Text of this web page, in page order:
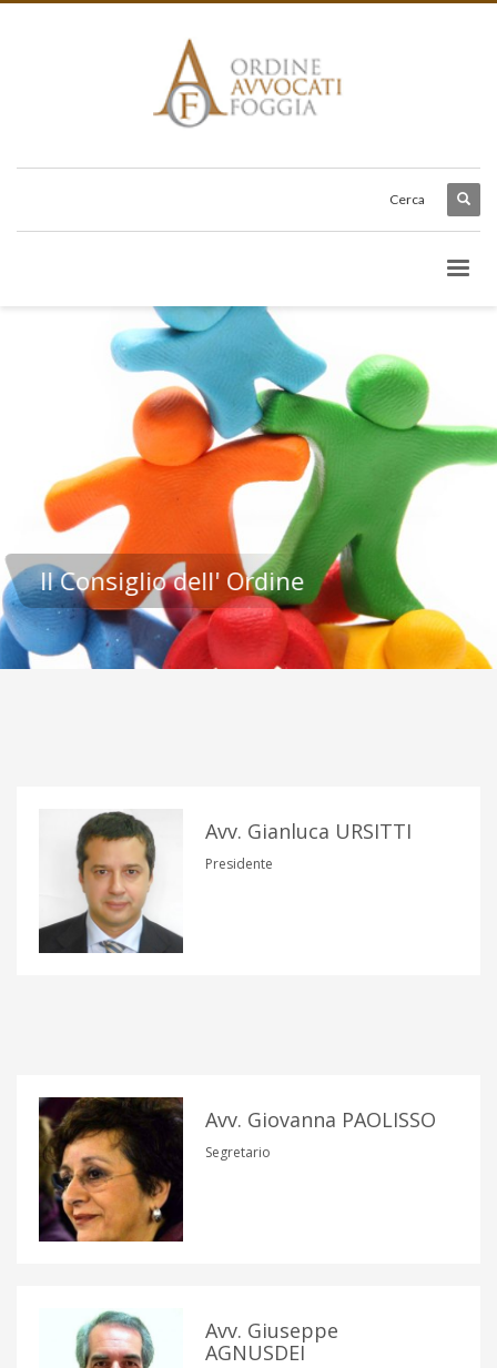
Cerca
Il Consiglio dell' Ordine
Avv. Gianluca URSITTI
Presidente
Avv. Giovanna PAOLISSO
Segretario
Avv. Giuseppe
AGNUSDEI